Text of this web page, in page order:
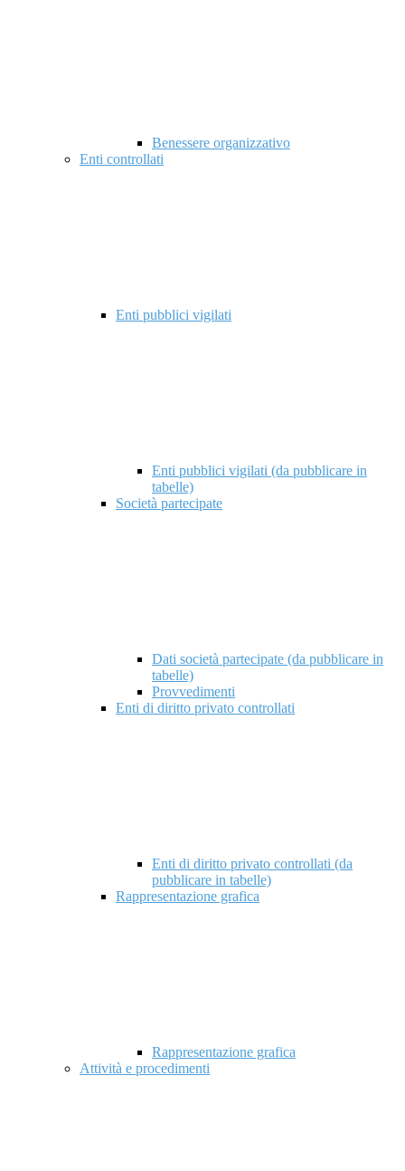
Benessere organizzativo
Enti controllati
Enti pubblici vigilati
Enti pubblici vigilati (da pubblicare in
tabelle)
Società partecipate
Dati società partecipate (da pubblicare in
tabelle)
Provvedimenti
Enti di diritto privato controllati
Enti di diritto privato controllati (da
pubblicare in tabelle)
Rappresentazione grafica
Rappresentazione grafica
Attività e procedimenti